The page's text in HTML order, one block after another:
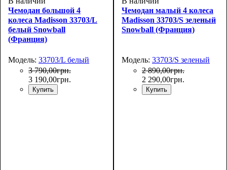
Чемодан большой 4
колеса Madisson 33703/L
белый Snowball
(Франция)
Модель: 33703/L белый
3 790,00грн.
3 190,00грн.
Купить
Чемодан малый 4 колеса
Madisson 33703/S зеленый
Snowball (Франция)
Модель: 33703/S зеленый
2 890,00грн.
2 290,00грн.
Купить